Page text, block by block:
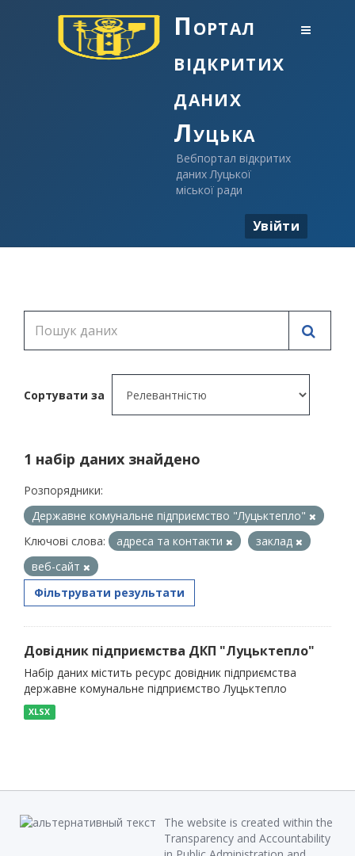
Портал
відкритих
даних
Луцька
Вебпортал відкритих
даних Луцької
міської ради
Увійти
Сортувати за
1 набір даних знайдено
Розпорядники:
Державне комунальне підприємство "Луцьктепло"
Ключові слова:
адреса та контакти
заклад
веб-сайт
Фільтрувати результати
Довідник підприємства ДКП "Луцьктепло"
Набір даних містить ресурс довідник підприємства
державне комунальне підприємство Луцьктепло
XLSX
The website is created within the
Transparency and Accountability